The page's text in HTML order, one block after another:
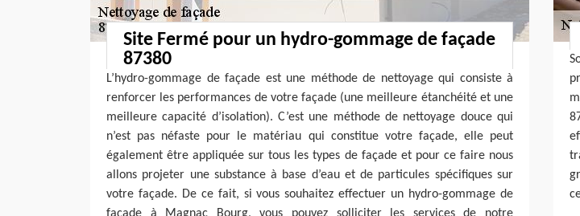
Site Fermé pour un hydro-gommage de façade
87380
L’hydro-gommage de façade est une méthode de nettoyage qui consiste à
renforcer les performances de votre façade (une meilleure étanchéité et une
meilleure capacité d’isolation). C’est une méthode de nettoyage douce qui
n’est pas néfaste pour le matériau qui constitue votre façade, elle peut
également être appliquée sur tous les types de façade et pour ce faire nous
allons projeter une substance à base d’eau et de particules spécifiques sur
votre façade. De ce fait, si vous souhaitez effectuer un hydro-gommage de